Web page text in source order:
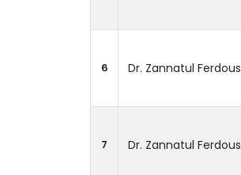
6 Dr. Zannatul Ferdous
7 Dr. Zannatul Ferdous